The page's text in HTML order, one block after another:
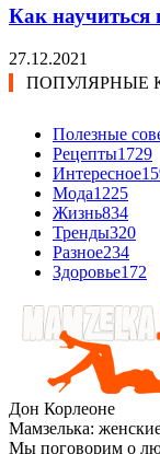
Как научиться
27.12.2021
ПОПУЛЯРНЫЕ
Полезные
Рецепты1729
Интересное
Мода1225
Жизнь834
Тренды320
Разное234
Здоровье172
Дон Корлеоне
Мамзелька:
Мы поговорим о